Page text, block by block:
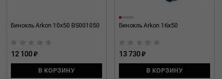
Бинокль Arkon 10x50 BS001050
12 100 ₽
В КОРЗИНУ
Бинокль Arkon 16х50
13 730 ₽
В КОРЗИНУ